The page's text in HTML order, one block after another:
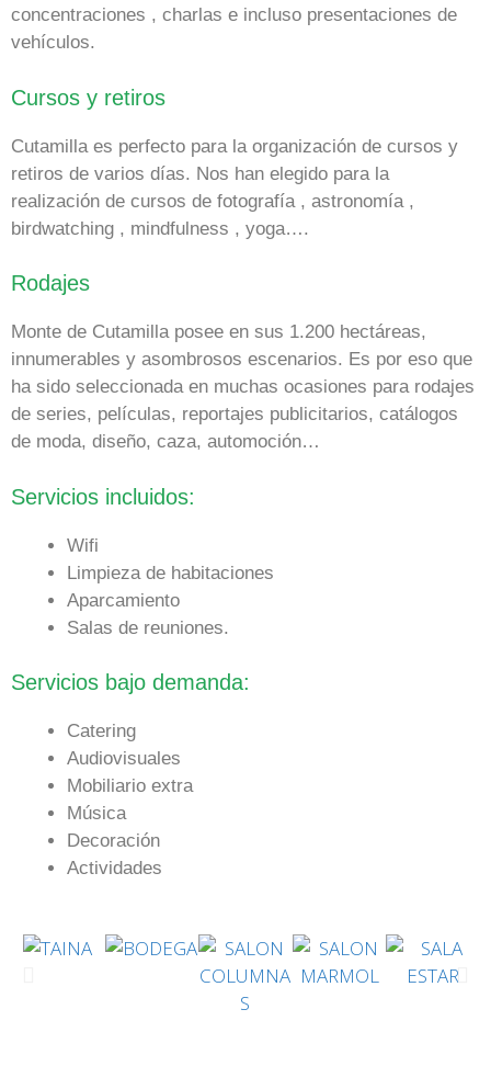
concentraciones , charlas e incluso presentaciones de
vehículos.
Cursos y retiros
Cutamilla es perfecto para la organización de cursos y
retiros de varios días. Nos han elegido para la
realización de cursos de fotografía , astronomía ,
birdwatching , mindfulness , yoga….
Rodajes
Monte de Cutamilla posee en sus 1.200 hectáreas,
innumerables y asombrosos escenarios. Es por eso que
ha sido seleccionada en muchas ocasiones para rodajes
de series, películas, reportajes publicitarios, catálogos
de moda, diseño, caza, automoción…
Servicios incluidos:
Wifi
Limpieza de habitaciones
Aparcamiento
Salas de reuniones.
Servicios bajo demanda:
Catering
Audiovisuales
Mobiliario extra
Música
Decoración
Actividades